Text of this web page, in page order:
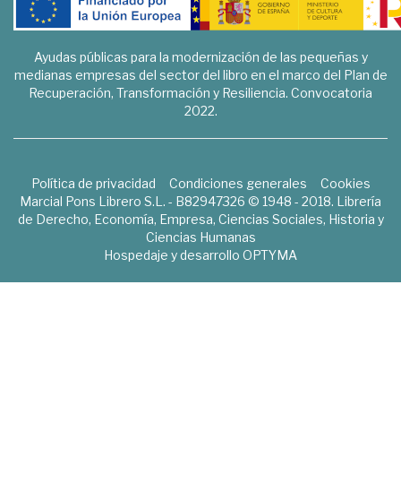
Ayudas públicas para la modernización de las pequeñas y
medianas empresas del sector del libro en el marco del Plan de
Recuperación, Transformación y Resiliencia. Convocatoria
2022.
Política de privacidad Condiciones generales
Cookies
Marcial Pons Librero S.L. - B82947326 © 1948 - 2018. Librería
de Derecho, Economía, Empresa, Ciencias Sociales, Historia y
Ciencias Humanas
Hospedaje y desarrollo OPTYMA